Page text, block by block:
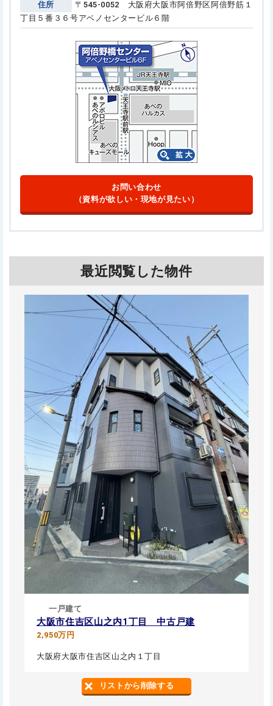
住所
〒545-0052 大阪府大阪市阿倍野区阿倍野筋１
丁目５番３６号アベノセンタービル６階
お問い合わせ
（資料が欲しい・現地が見たい）
最近閲覧した物件
一戸建て
大阪市住吉区山之内1丁目 中古戸建
2,950万円
大阪府大阪市住吉区山之内１丁目
リストから削除する